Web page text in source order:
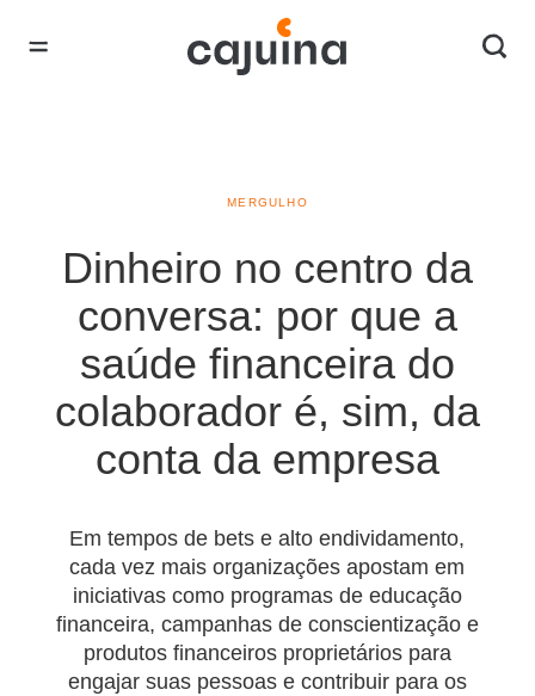
MERGULHO
Dinheiro no centro da
conversa: por que a
saúde financeira do
colaborador é, sim, da
conta da empresa
Em tempos de bets e alto endividamento,
cada vez mais organizações apostam em
iniciativas como programas de educação
financeira, campanhas de conscientização e
produtos financeiros proprietários para
engajar suas pessoas e contribuir para os